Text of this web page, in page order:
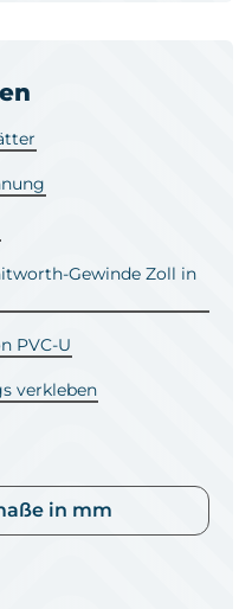
Gewinde Zoll in
PVC-U
verkleben
in mm